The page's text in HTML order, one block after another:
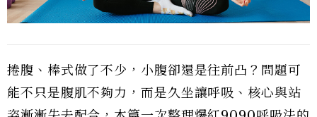
捲腹、棒式做了不少，小腹卻還是往前凸？問題可
能不只是腹肌不夠力，而是久坐讓呼吸、核心與站